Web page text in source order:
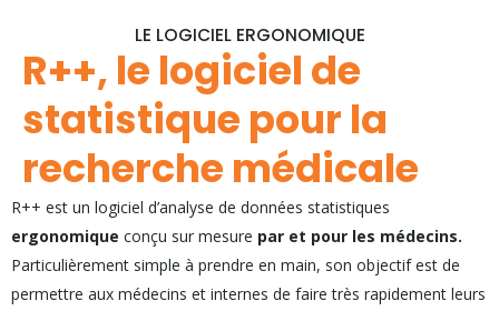
LE LOGICIEL ERGONOMIQUE
R++, le logiciel de
statistique pour la
recherche médicale
R++ est un logiciel d’analyse de données statistiques
ergonomique conçu sur mesure par et pour les médecins.
Particulièrement simple à prendre en main, son objectif est de
permettre aux médecins et internes de faire très rapidement leurs